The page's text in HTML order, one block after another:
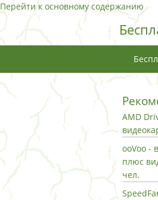
Перейти к основному содержанию
AMD
ooVoo -
плюс
чел.